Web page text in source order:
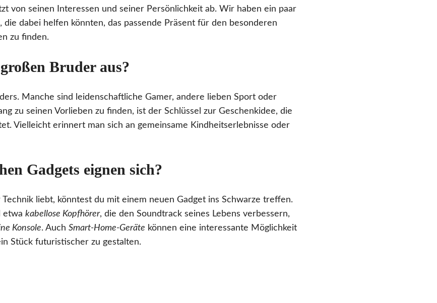
von seinen Interessen und seiner Persönlichkeit ab. Wir haben ein paar
die dabei helfen könnten, das passende Präsent für den besonderen
zu finden.
Bruder aus?
Manche sind leidenschaftliche Gamer, andere lieben Sport oder
zu seinen Vorlieben zu finden, ist der Schlüssel zur Geschenkidee, die
Vielleicht erinnert man sich an gemeinsame Kindheitserlebnisse oder
Gadgets eignen sich?
liebt, könntest du mit einem neuen Gadget ins Schwarze treffen.
etwa kabellose Kopfhörer, die den Soundtrack seines Lebens verbessern,
Konsole. Auch Smart-Home-Geräte können eine interessante Möglichkeit
Stück futuristischer zu gestalten.